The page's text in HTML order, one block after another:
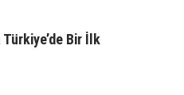
Türkiye’de Bir İlk